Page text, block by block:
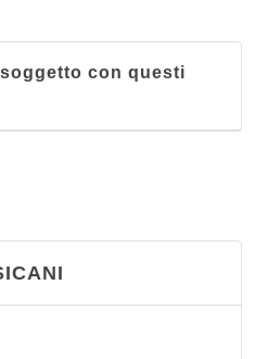
con questi